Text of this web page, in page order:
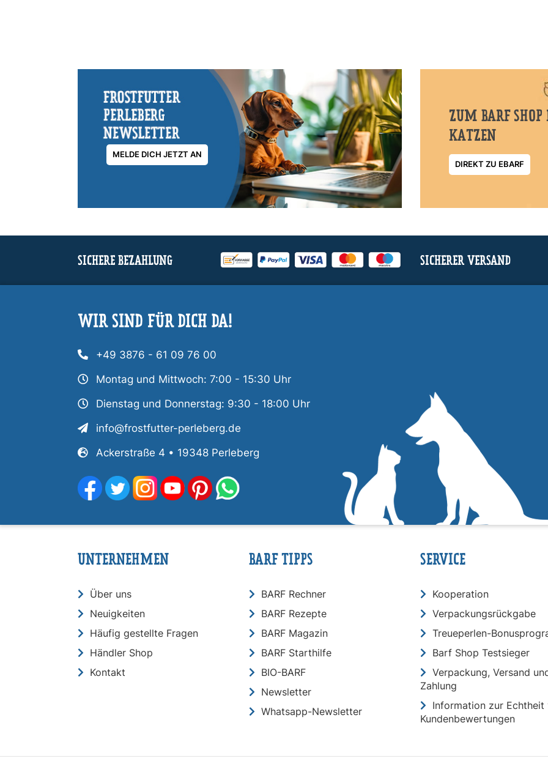
MELDE DICH JETZT AN
ZUM BARF SHOP
KATZEN
DIREKT ZU EBARF
SICHERE BEZAHLUNG SICHERER VERSAND
WIR SIND FÜR DICH DA!
+49 3876 - 61 09 76 00
Montag und Mittwoch: 7:00 - 15:30 Uhr
Dienstag und Donnerstag: 9:30 - 18:00 Uhr
info@frostfutter-perleberg.de
Ackerstraße 4 • 19348 Perleberg
UNTERNEHMEN
Über uns
Neuigkeiten
Häufig gestellte Fragen
Händler Shop
Kontakt
BARF TIPPS
BARF Rechner
BARF Rezepte
BARF Magazin
BARF Starthilfe
BIO-BARF
Newsletter
Whatsapp-Newsletter
SERVICE
Kooperation
Verpackungsrückgabe
Treueperlen-
Barf Shop Testsieger
Verpackung, Versand
Zahlung
Information zur Echtheit
Kundenbewertungen